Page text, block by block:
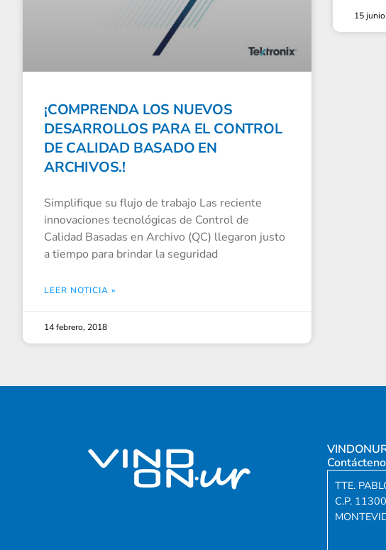
¡COMPRENDA LOS NUEVOS
DESARROLLOS PARA EL CONTROL
DE CALIDAD BASADO EN
ARCHIVOS.!
Simplifique su flujo de trabajo Las reciente
innovaciones tecnológicas de Control de
Calidad Basadas en Archivo (QC) llegaron justo
a tiempo para brindar la seguridad
LEER NOTICIA »
14 febrero, 2018
15
TTE.
C.P. 11300